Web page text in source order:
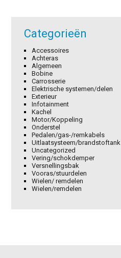
Categorieën
Accessoires
Achteras
Algemeen
Bobine
Carrosserie
Elektrische systemen/delen
Exterieur
Infotainment
Kachel
Motor/Koppeling
Onderstel
Pedalen/gas-/remkabels
Uitlaatsysteem/brandstoftank
Uncategorized
Vering/schokdemper
Versnellingsbak
Vooras/stuurdelen
Wielen/ remdelen
Wielen/remdelen